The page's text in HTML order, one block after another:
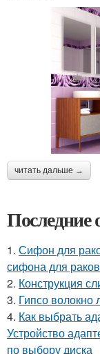
читать дальше →
Последние
1. Сифон для
сифона для
2. Конструкция
3. Гипсо волокно
4. Как выбрать
Устройство
по выбору диска